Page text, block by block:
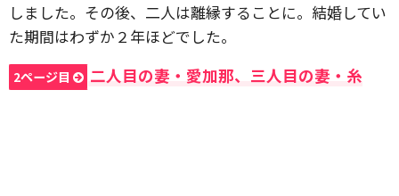
しました。その後、二人は離縁することに。結婚してい
た期間はわずか２年ほどでした。
2ページ目 二人目の妻・愛加那、三人目の妻・糸